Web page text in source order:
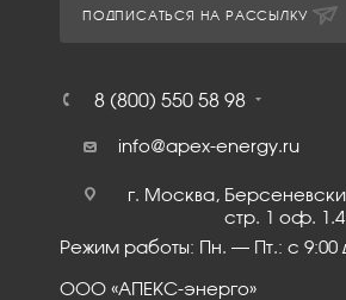
ПОДПИСАТЬСЯ НА РАССЫЛКУ
8 (800) 550 58 98
info@apex-energy.ru
г. Москва,
стр. 1 оф. 1.4
Режим работы: Пн. – Пт.: с 9:00
ООО «АПЕКС-энерго»